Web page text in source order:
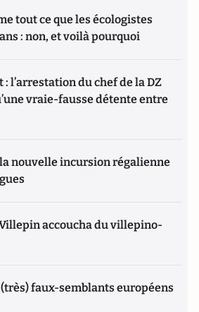
tout ce que les écologistes
: non, et voilà pourquoi
l’arrestation du chef de la DZ
vraie-fausse détente entre
la nouvelle incursion régalienne
accoucha du villepino-
faux-semblants européens